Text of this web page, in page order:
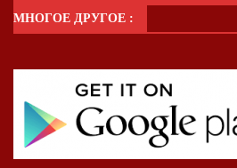
МНОГОЕ ДРУГОЕ :